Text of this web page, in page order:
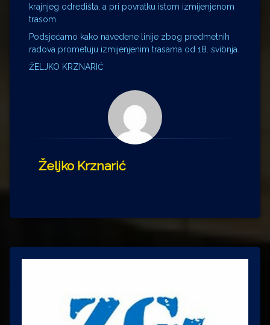
krajnjeg odredišta, a pri povratku istom izmijenjenom
trasom.
Podsjećamo kako navedene linije zbog predmetnih
radova prometuju izmijenjenim trasama od 18. svibnja.
ŽELJKO KRZNARIĆ
Željko Krznarić